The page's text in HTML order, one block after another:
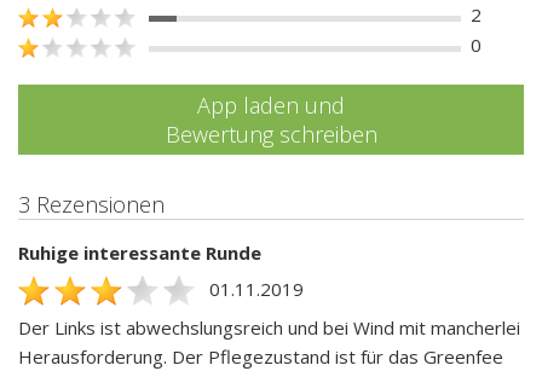
2
0
App laden und
Bewertung schreiben
3 Rezensionen
Ruhige interessante Runde
01.11.2019
Der Links ist abwechslungsreich und bei Wind mit mancherlei
Herausforderung. Der Pflegezustand ist für das Greenfee